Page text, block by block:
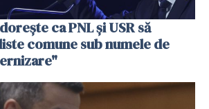
ca PNL și USR să
comune sub numele de